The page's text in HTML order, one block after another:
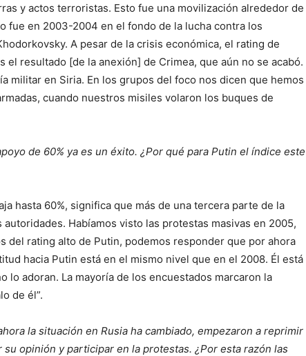
y actos terroristas. Esto fue una movilización alrededor de
fue en 2003-2004 en el fondo de la lucha contra los
A pesar de la crisis económica, el rating de
el resultado [de la anexión] de Crimea, que aún no se acabó.
militar en Siria. En los grupos del foco nos dicen que hemos
cuando nuestros misiles volaron los buques de
de 60% ya es un éxito. ¿Por qué para Putin el índice este
hasta 60%, significa que más de una tercera parte de la
Habíamos visto las protestas masivas en 2005,
del rating alto de Putin, podemos responder que por ahora
hacia Putin está en el mismo nivel que en el 2008. Él está
lo adoran. La mayoría de los encuestados marcaron la
de él”.
la situación en Rusia ha cambiado, empezaron a reprimir
opinión y participar en la protestas. ¿Por esta razón las